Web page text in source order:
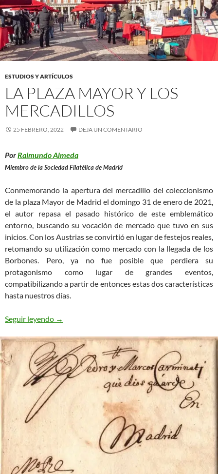
ESTUDIOS Y ARTÍCULOS
LA PLAZA MAYOR Y LOS
MERCADILLOS
25 FEBRERO, 2022 DEJA UN COMENTARIO
PorRaimundo Almeda
Miembro de la Sociedad Filatélica de Madrid
Conmemorando la apertura del mercadillo del coleccionismo
de la plaza Mayor de Madrid el domingo 31 de enero de 2021,
el autor repasa el pasado histórico de este emblemático
entorno, buscando su vocación de mercado que tuvo en sus
inicios. Con los Austrias se convirtió en lugar de festejos reales,
retomando su utilización como mercado con la llegada de los
Borbones. Pero, ya no fue posible que perdiera su
protagonismo como lugar de grandes eventos,
compatibilizando a partir de entonces estas dos características
hasta nuestros días.
Seguir leyendo La Plaza Mayor y los Mercadillos
→